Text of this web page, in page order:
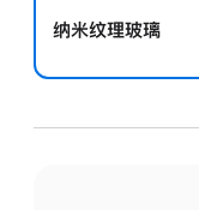
纳米纹理玻璃